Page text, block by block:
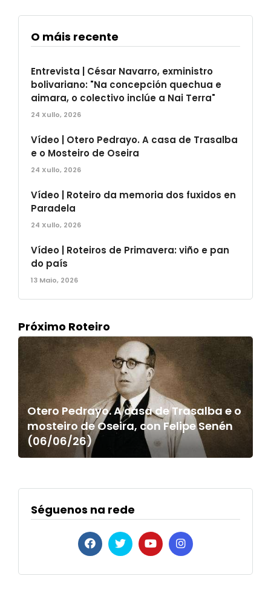
O máis recente
Entrevista | César Navarro, exministro
bolivariano: "Na concepción quechua e
aimara, o colectivo inclúe a Nai Terra"
24 Xullo, 2026
Vídeo | Otero Pedrayo. A casa de Trasalba
e o Mosteiro de Oseira
24 Xullo, 2026
Vídeo | Roteiro da memoria dos fuxidos en
Paradela
24 Xullo, 2026
Vídeo | Roteiros de Primavera: viño e pan
do país
13 Maio, 2026
Próximo Roteiro
Otero Pedrayo. A casa de Trasalba e o
mosteiro de Oseira, con Felipe Senén
(06/06/26)
Séguenos na rede